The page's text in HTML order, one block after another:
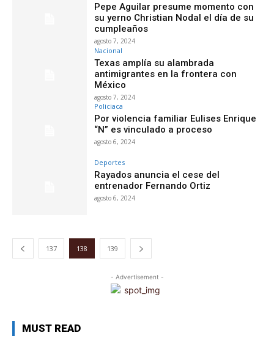
Pepe Aguilar presume momento con
su yerno Christian Nodal el día de su
cumpleaños
agosto 7, 2024
Nacional
Texas amplía su alambrada
antimigrantes en la frontera con
México
agosto 7, 2024
Policiaca
Por violencia familiar Eulises Enrique
“N” es vinculado a proceso
agosto 6, 2024
Deportes
Rayados anuncia el cese del
entrenador Fernando Ortiz
agosto 6, 2024
137 138 139
- Advertisement -
MUST READ